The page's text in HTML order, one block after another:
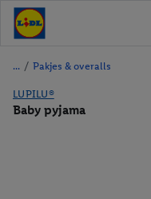
/ Pakjes & overalls
LUPILU®
Baby pyjama